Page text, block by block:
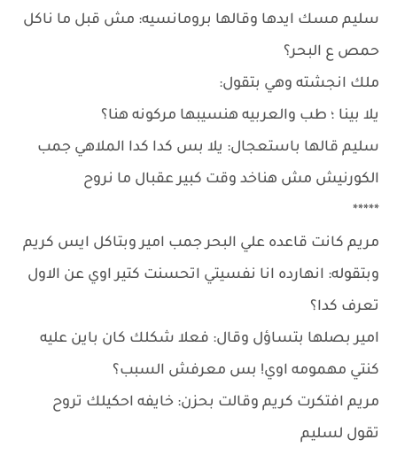
سليم مسك ايدها وقالها برومانسيه: مش قبل ما ناكل
حمص ع البحر؟
ملك انجشته وهي بتقول:
يلا بينا ؛ طب والعربيه هنسيبها مركونه هنا؟
سليم قالها باستعجال: يلا بس كدا كدا الملاهي جمب
الكورنيش مش هناخد وقت كبير عقبال ما نروح
*****
مريم كانت قاعده علي البحر جمب امير وبتاكل ايس كريم
وبتقوله: انهارده انا نفسيتي اتحسنت كتير اوي عن الاول
تعرف كدا؟
امير بصلها بتساؤل وقال: فعلا شكلك كان باين عليه
كنتي مهمومه اوي! بس معرفش السبب؟
مريم افتكرت كريم وقالت بحزن: خايفه احكيلك تروح
تقول لسليم